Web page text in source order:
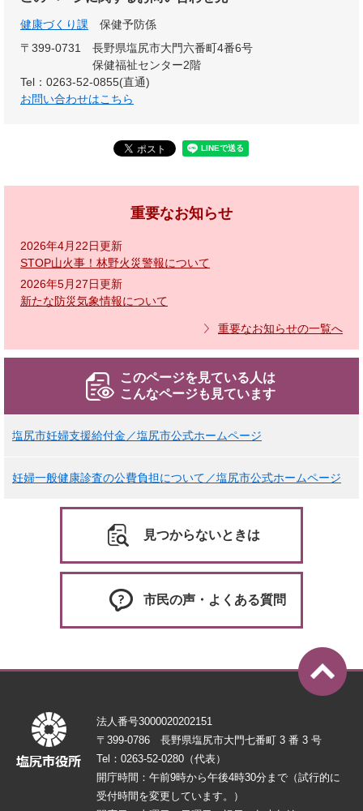
健康づくり課
保健予防係
〒399-0731
長野県塩尻市大門六番町4番6号
保健福祉センター2階
Tel：0263-52-0855(直通)
お問い合わせはこちら
重要なお知らせ
2026年4月22日更新
STOP山火事！林野火災警報について
2026年5月27日更新
新たな防災気象情報について
重要なお知らせの一覧へ
このページを見ている人は
こんなページも見ています
塩尻市妊婦支援給付金／塩尻市公式ホームページ
妊婦一般健康診査の公費負担について／塩尻市公式ホームページ
見つからないときは
市民の声・よくある質問
法人番号3000020202151
〒399-0786 長野県塩尻市大門七番町 3 番 3 号
Tel：0263-52-0280（代表）
開庁時間：午前9時から午後4時30分まで（試行的に
受付時間を変更しています。）